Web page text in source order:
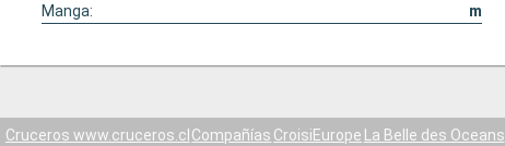
Manga:
m
Cruceros www.cruceros.cl Compañías CroisiEurope La Belle des Oceans